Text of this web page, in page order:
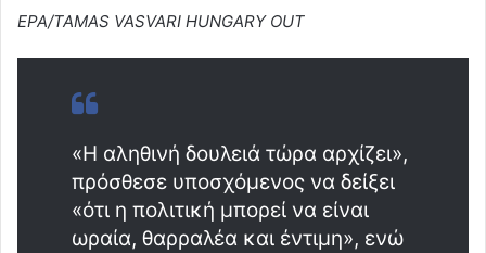
EPA/TAMAS VASVARI HUNGARY OUT
«Η αληθινή δουλειά τώρα αρχίζει»,
πρόσθεσε υποσχόμενος να δείξει
«ότι η πολιτική μπορεί να είναι
ωραία, θαρραλέα και έντιμη», ενώ